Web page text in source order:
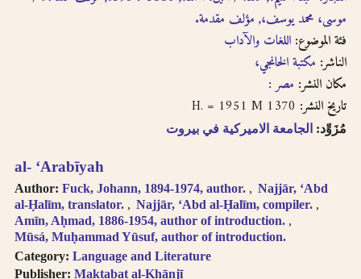
Diacritics on the
last letter of a word
are not included, i.e.
search for al-Kabir
not al-Kabiru.
Feminine
possessive suffix
بالفتحتين
al- ‘Arabīyah
Author: Fuck, Johann, 1894-1974, author.
Najjār, ʻAbd
al-Ḥalīm, translator.
Najjār, ʻAbd al-Ḥalīm, compiler.
Amīn, Aḥmad, 1886-1954, author of introduction.
Mūsá, Muḥammad Yūsuf, author of introduction.
Category: Language and Literature
Publisher: Maktabat al-Khānjī
موسى، محمد يوسف،, مؤلف مقدمة.
فئة الموضوع: اللغات والآداب
الناشر: مكتبة الخانجي،
مكان النشر: مصر :
تاريخ النشر:
مُزَوِّد: الجامعة الاميركية في بيروت